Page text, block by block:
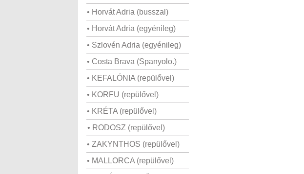
• Horvát Adria (busszal)
• Horvát Adria (egyénileg)
• Szlovén Adria (egyénileg)
• Costa Brava (Spanyolo.)
• KEFALÓNIA (repülővel)
• KORFU (repülővel)
• KRÉTA (repülővel)
• RODOSZ (repülővel)
• ZAKYNTHOS (repülővel)
• MALLORCA (repülővel)